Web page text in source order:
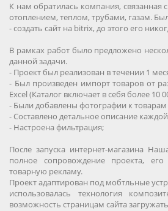
К нам обратилась компания, связанная
отоплением, теплом, трубами, газам.
- создать сайт на bitrix, до этого его
В рамках работ было предложено
данной задачи.
- Проект был реализован в течении 1
- Был произведен импорт товаров от
Excel (Каталог включает в себя более 10
- Были добавлены фотографии к товарам
- Составлено детальное описание
- Настроена фильтрация;
После запуска интернет-магазина
полное сопровождение проекта,
товарную рекламу.
Проект адаптирован под мобтльные
использовалась технология
возможность страницам сайта